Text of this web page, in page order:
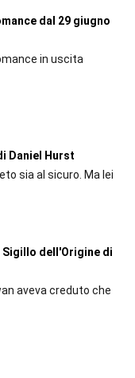
dal 29 giugno
in uscita
Daniel Hurst
sia al sicuro. Ma lei
Sigillo dell'Origine di
aveva creduto che